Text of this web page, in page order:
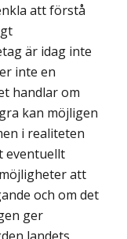
att förstå
är idag inte
inte en
handlar om
kan möjligen
i realiteten
eventuellt
att
och om det
ger